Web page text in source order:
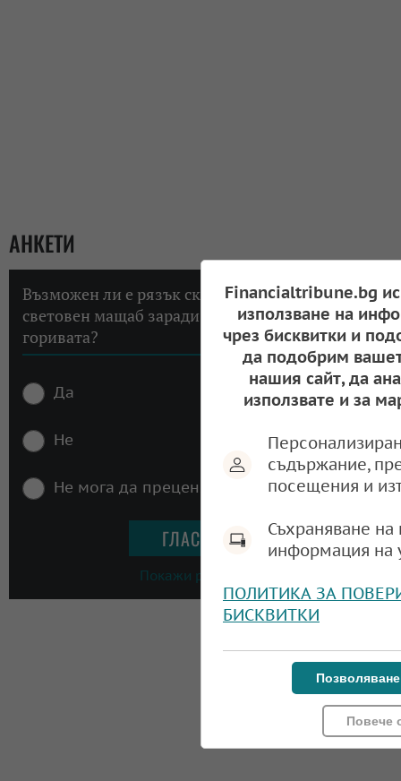
АНКЕТИ
Възможен ли е рязък скок на инфлацията в
световен мащаб заради високите цени на
горивата?
Да
Не
Не мога да преценя
Покажи резултати
Financialtribune.bg
използване на
чрез бисквитки и
да подобрим
нашия сайт, да
използвате и за
съдържание,
посещения и
Съхраняване
информация на
ПОЛИТИКА ЗА
БИСКВИТКИ
Повече